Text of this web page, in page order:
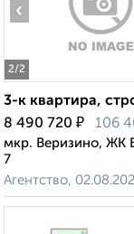
2/2
‹
3-к квартира,
8 490 720 ₽ 106
мкр. Веризино, ЖК
7
Агентство,